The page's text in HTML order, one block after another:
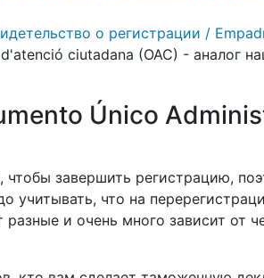
о регистрации /
ciutadana (OAC) - аналог
Único
завершить регистрацию,
учитывать, что на
и очень много зависит от